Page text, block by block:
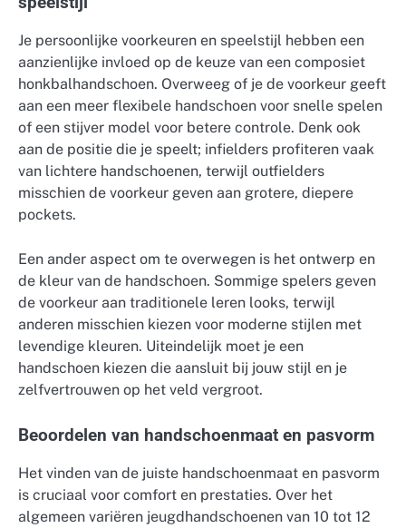
Je persoonlijke voorkeuren en speelstijl hebben een
aanzienlijke invloed op de keuze van een composiet
honkbalhandschoen. Overweeg of je de voorkeur geeft
aan een meer flexibele handschoen voor snelle spelen
of een stijver model voor betere controle. Denk ook
aan de positie die je speelt; infielders profiteren vaak
van lichtere handschoenen, terwijl outfielders
misschien de voorkeur geven aan grotere, diepere
pockets.
Een ander aspect om te overwegen is het ontwerp en
de kleur van de handschoen. Sommige spelers geven
de voorkeur aan traditionele leren looks, terwijl
anderen misschien kiezen voor moderne stijlen met
levendige kleuren. Uiteindelijk moet je een
handschoen kiezen die aansluit bij jouw stijl en je
zelfvertrouwen op het veld vergroot.
Beoordelen van handschoenmaat en pasvorm
Het vinden van de juiste handschoenmaat en pasvorm
is cruciaal voor comfort en prestaties. Over het
algemeen variëren jeugdhandschoenen van 10 tot 12